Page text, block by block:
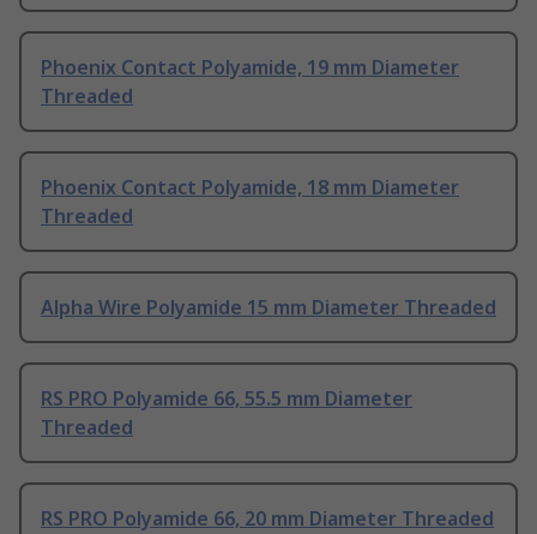
Phoenix Contact Polyamide, 19 mm Diameter
Threaded
Phoenix Contact Polyamide, 18 mm Diameter
Threaded
Alpha Wire Polyamide 15 mm Diameter Threaded
RS PRO Polyamide 66, 55.5 mm Diameter
Threaded
RS PRO Polyamide 66, 20 mm Diameter Threaded